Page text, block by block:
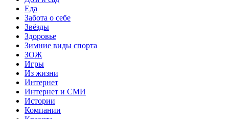
Еда
Забота о себе
Звёзды
Здоровье
Зимние виды спорта
ЗОЖ
Игры
Из жизни
Интернет
Интернет и СМИ
Истории
Компании